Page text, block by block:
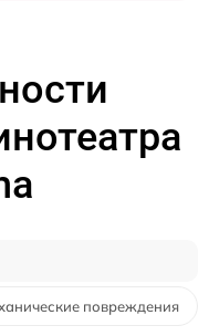
повреждения